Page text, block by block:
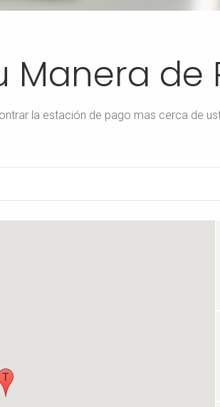
Manera de
la estación de pago mas cerca de